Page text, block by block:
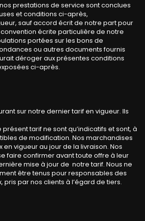
prestations de service sont conclues
et conditions ci-après,
sauf accord écrit de notre part pour
écrite particulière de notre
portées sur les bons de
ou autres documents fournis
déroger aux présentes conditions
ci-après.
sur notre dernier tarif en vigueur. Ils
tarif ne sont qu’indicatifs et sont, à
de modification. Nos marchandises
vigueur au jour de la livraison. Nos
faire confirmer avant toute offre à leur
mise à jour de notre tarif. Nous ne
être tenus pour responsables des
par nos clients à l’égard de tiers.